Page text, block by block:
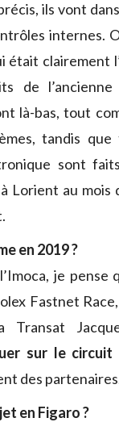
ils vont
internes.
était clairement
de
là-bas, tout
tandis
sont
Lorient au mois
en 2019 ?
je pense
Fastnet
sur le circuit
des
en Figaro ?